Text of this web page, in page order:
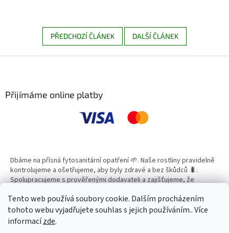
Tento web používá soubory cookie. Dalším procházením
tohoto webu vyjadřujete souhlas s jejich používáním.. Více
informacízde.
PŘEDCHOZÍ ČLÁNEK DALŠÍ ČLÁNEK
Přijímáme online platby
Dbáme na přísná fytosanitární opatření 🌱. Naše rostliny pravidelně
kontrolujeme a ošetřujeme, aby byly zdravé a bez škůdců 🐛.
Spolupracujeme s prověřenými dodavateli a zajišťujeme, že